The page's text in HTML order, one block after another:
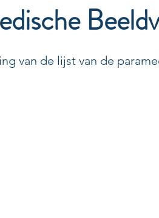
van de lijst van de